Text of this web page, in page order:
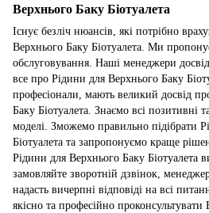
Верхнього Баку Біотуалета
Існує безліч нюансів, які потрібно
Верхнього Баку Біотуалета. Ми
обслуговування. Наші менеджери
все про Рідини для Верхнього Баку
професіонали, мають великий досвід
Баку Біотуалета. Знаємо всі позитивні
моделі. Зможемо правильно підібрати
Біотуалета та запропонуємо краще
Рідини для Верхнього Баку Біотуалета
замовляйте зворотній дзвінок,
надасть вичерпні відповіді на всі
якісно та професійно